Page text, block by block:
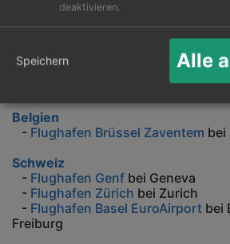
Österreich
bei Graz
-Flughafen Innsbruck
bei
-
bei Wien
bei Linz
Belgien
- Flughafen Brüssel Zaventem bei
Schweiz
- Flughafen Genf bei Geneva
- Flughafen Zürich bei Zurich
- Flughafen Basel EuroAirport bei
Freiburg
deaktivieren.
Speichern Alle